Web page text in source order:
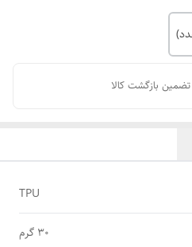
TPU
30 گرم